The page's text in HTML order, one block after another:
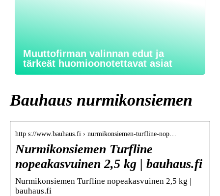
Muuttofirman valinnan edut ja
tärkeät huomioonotettavat asiat
Bauhaus nurmikonsiemen
http s://www.bauhaus.fi › nurmikonsiemen-turfline-nop…
Nurmikonsiemen Turfline
nopeakasvuinen 2,5 kg | bauhaus.fi
Nurmikonsiemen Turfline nopeakasvuinen 2,5 kg |
bauhaus.fi